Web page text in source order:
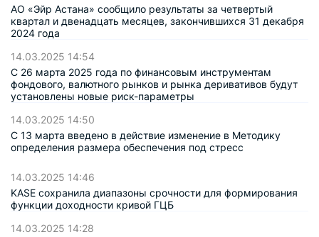
АО «Эйр Астана» сообщило результаты за четвертый
квартал и двенадцать месяцев, закончившихся 31 декабря
2024 года
14.03.2025 14:54
С 26 марта 2025 года по финансовым инструментам
фондового, валютного рынков и рынка деривативов будут
установлены новые риск-параметры
14.03.2025 14:50
С 13 марта введено в действие изменение в Методику
определения размера обеспечения под стресс
14.03.2025 14:46
KASE сохранила диапазоны срочности для формирования
функции доходности кривой ГЦБ
14.03.2025 14:28